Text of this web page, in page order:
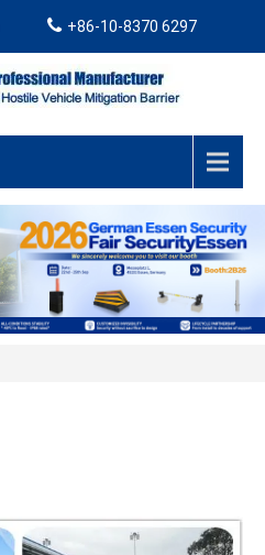
+86-10-8370 6297